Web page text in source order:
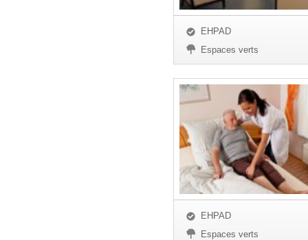
EHPAD
Espaces verts
EHPAD
Espaces verts